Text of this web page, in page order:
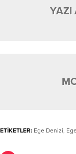
YAZI
ETİKETLER: Ege Denizi,